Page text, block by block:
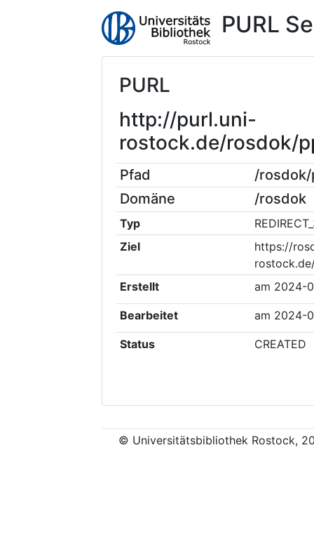
PURL
PURL
http://purl.uni-
rostock.de/rosdok/
Pfad
/rosdok/
Domäne
/rosdok
Typ
Ziel
https://
Erstellt
am 2024-
Bearbeitet am 2024-
Status CREATED
© Universitätsbibliothek Rostock,